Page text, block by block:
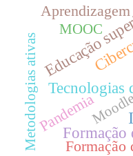
Formação
Tecnologias
Educação
Pandemia
Formação
Aprendizagem
Metodologias ativas
MOOC